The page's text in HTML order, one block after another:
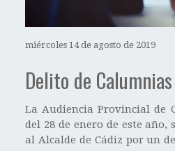
miércoles 14 de agosto de 2019
Delito de Calumnias
La Audiencia Provincial de
del 28 de enero de este año,
al Alcalde de Cádiz por un